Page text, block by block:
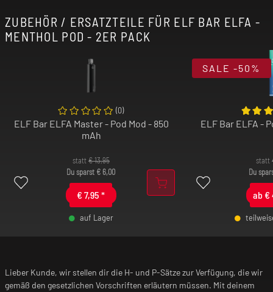
ZUBEHÖR / ERSATZTEILE FÜR ELF BAR ELFA -
MENTHOL POD - 2ER PACK
statt€13,95
Du sparst € 6,00
€ 7,95 *
auf Lager
(0)
ELF Bar ELFA Master - Pod Mod - 850
mAh
statt
Du
ab €
ELF Bar ELFA -
SALE -50%
Lieber Kunde, wir stellen dir die H- und P-Sätze zur Verfügung, die wir
gemäß den gesetzlichen Vorschriften erläutern müssen. Mit deinem